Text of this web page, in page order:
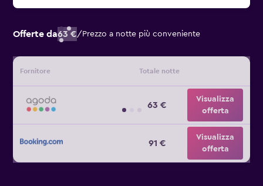
Offerte da63 €/ Prezzo a notte più conveniente
Fornitore Totale notte
63 €
Visualizza
offerta
91 €
Visualizza
offerta